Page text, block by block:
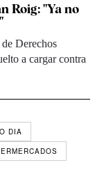
Roig: "Ya no
Derechos
a cargar contra
DIA